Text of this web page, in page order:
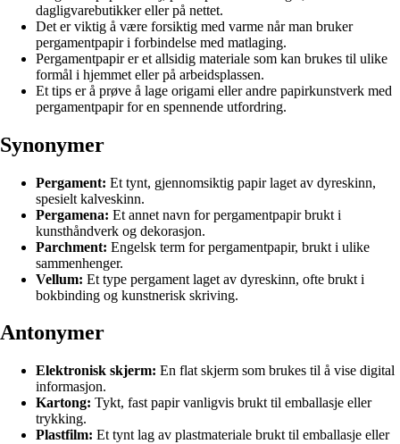
dagligvarebutikker eller på nettet.
Det er viktig å være forsiktig med varme når man bruker
pergamentpapir i forbindelse med matlaging.
Pergamentpapir er et allsidig materiale som kan brukes til ulike
formål i hjemmet eller på arbeidsplassen.
Et tips er å prøve å lage origami eller andre papirkunstverk med
pergamentpapir for en spennende utfordring.
Synonymer
Pergament: Et tynt, gjennomsiktig papir laget av dyreskinn,
spesielt kalveskinn.
Pergamena: Et annet navn for pergamentpapir brukt i
kunsthåndverk og dekorasjon.
Parchment: Engelsk term for pergamentpapir, brukt i ulike
sammenhenger.
Vellum: Et type pergament laget av dyreskinn, ofte brukt i
bokbinding og kunstnerisk skriving.
Antonymer
Elektronisk skjerm: En flat skjerm som brukes til å vise digital
informasjon.
Kartong: Tykt, fast papir vanligvis brukt til emballasje eller
trykking.
Plastfilm: Et tynt lag av plastmateriale brukt til emballasje eller